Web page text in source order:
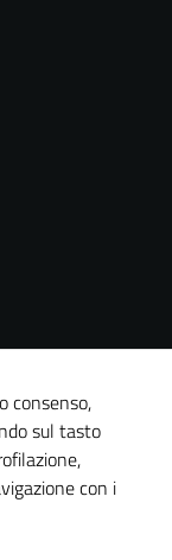
consenso,
sul tasto
con i